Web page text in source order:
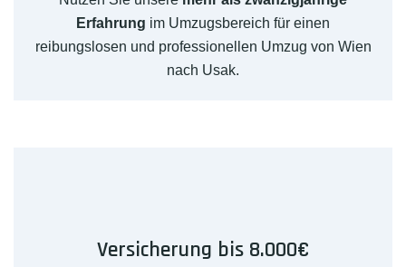
Erfahrung im Umzugsbereich für einen
reibungslosen und professionellen Umzug von Wien
nach Usak.
Versicherung bis 8.000€